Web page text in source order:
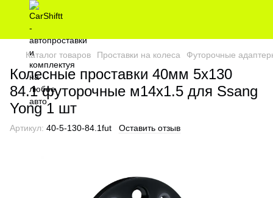
Каталог товаров Проставки на колеса Футорочные
Колесные проставки 40мм 5х130
84.1 футорочные м14х1.5 для Ssang
Yong 1 шт
Артикул: 40-5-130-84.1fut Оставить отзыв